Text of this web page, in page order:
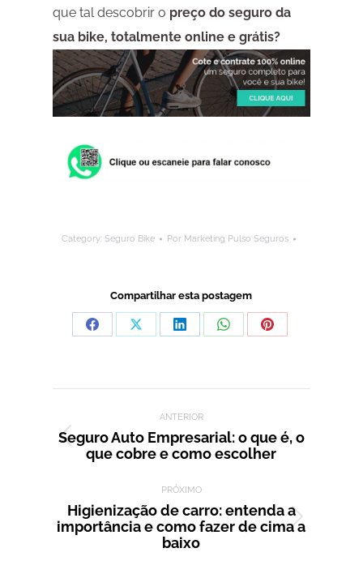
que tal descobrir o preço do seguro da
sua bike, totalmente online e grátis?
Category:Seguro Bike Por Marketing Pulso Seguros
Compartilhar esta postagem
CompartilharCompartilharCompartilharCompartilharCompartilhar
ANTERIOR
Post
Seguro Auto Empresarial: o que é, o
que cobre e como escolher
PRÓXIMO
Próximo
post:
Higienização de carro: entenda a
importância e como fazer de cima a
baixo